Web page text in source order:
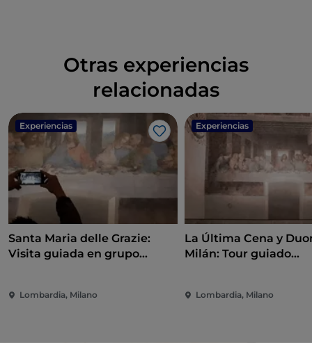
Otras experiencias
relacionadas
Experiencias
Me gusta
Santa Maria delle Grazie:
Visita guiada en grupo
Lombardia, Milano
Experiencias
La Última Cena y
Milán: Tour guiado
Lombardia, Milano